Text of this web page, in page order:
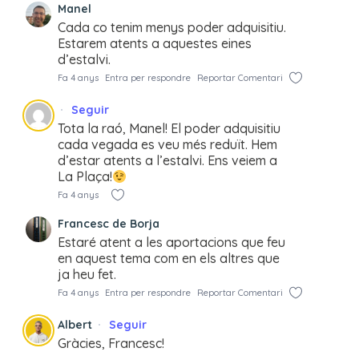
Manel
Cada co tenim menys poder adquisitiu.
Estarem atents a aquestes eines
d’estalvi.
Fa 4 anys Entra per respondre Reportar Comentari
Seguir
Tota la raó, Manel! El poder adquisitiu
cada vegada es veu més reduït. Hem
d’estar atents a l’estalvi. Ens veiem a
La Plaça!
Fa 4 anys
Francesc de Borja
Estaré atent a les aportacions que feu
en aquest tema com en els altres que
ja heu fet.
Fa 4 anys Entra per respondre Reportar Comentari
Albert Seguir
Gràcies, Francesc!